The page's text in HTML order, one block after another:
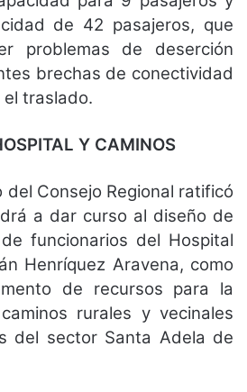
de 42 pasajeros, que
problemas de deserción
brechas de conectividad
traslado.
Y CAMINOS
del Consejo Regional ratificó
a dar curso al diseño de
funcionarios del Hospital
Henríquez Aravena, como
de recursos para la
rurales y vecinales
del sector Santa Adela de